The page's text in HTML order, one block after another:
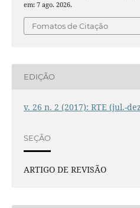
em: 7 ago. 2026.
Fomatos de Citação
EDIÇÃO
v. 26 n. 2 (2017): RTE (jul.-
SEÇÃO
ARTIGO DE REVISÃO